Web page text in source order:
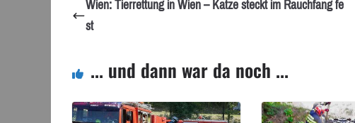
Wien: Tierrettung in Wien – Katze steckt im Rauchfang fe
st
... und dann war da noch ...